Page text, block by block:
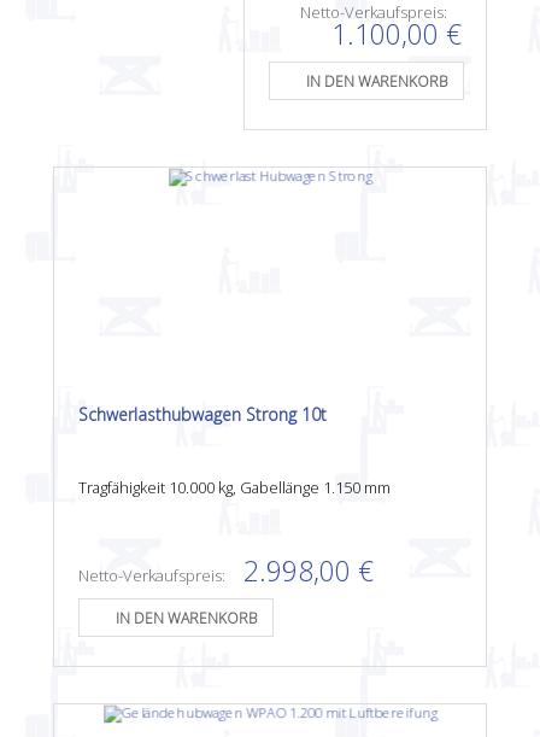
Netto-Verkaufspreis:
1.100,00 €
Schwerlasthubwagen Strong 10t
Tragfähigkeit 10.000 kg, Gabellänge 1.150 mm
Netto-Verkaufspreis: 2.998,00 €